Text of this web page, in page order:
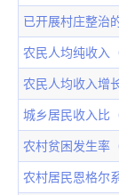
已开展村庄整治
农民人均纯收入
农民人均收入增
城乡居民收入比
农村贫困发生率
农村居民恩格尔